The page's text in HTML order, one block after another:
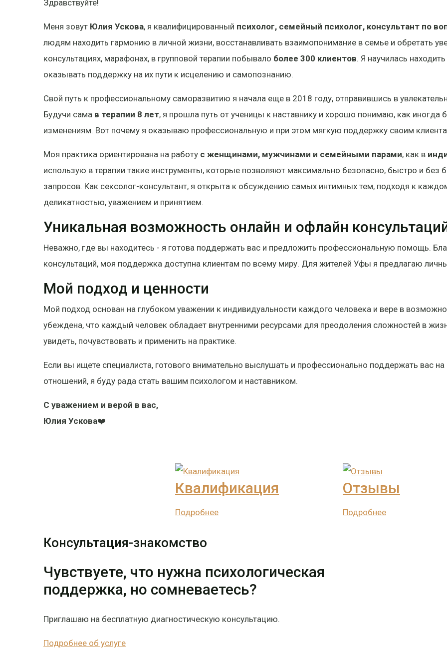
Здравствуйте!
Меня зовут Юлия Ускова, я квалифицированный психолог, семейный психолог, консультант по
людям находить гармонию в личной жизни, восстанавливать взаимопонимание в семье и обретать
консультациях, марафонах, в групповой терапии побывало более 300 клиентов. Я научилась
оказывать поддержку на их пути к исцелению и самопознанию.
Свой путь к профессиональному саморазвитию я начала еще в 2018 году, отправившись в
Будучи сама в терапии 8 лет, я прошла путь от ученицы к наставнику и хорошо понимаю, как иногда
изменениям. Вот почему я оказываю профессиональную и при этом мягкую поддержку своим
Моя практика ориентирована на работу с женщинами, мужчинами и семейными парами, как в
использую в терапии такие инструменты, которые позволяют максимально безопасно, быстро и
запросов. Как сексолог-консультант, я открыта к обсуждению самых интимных тем, подходя к
деликатностью, уважением и принятием.
Уникальная возможность онлайн и офлайн
Неважно, где вы находитесь - я готова поддержать вас и предложить профессиональную помощь.
консультаций, моя поддержка доступна клиентам по всему миру. Для жителей Уфы я предлагаю
Мой подход и ценности
Мой подход основан на глубоком уважении к индивидуальности каждого человека и вере в
убеждена, что каждый человек обладает внутренними ресурсами для преодоления сложностей в
увидеть, почувствовать и применить на практике.
Если вы ищете специалиста, готового внимательно выслушать и профессионально поддержать вас
отношений, я буду рада стать вашим психологом и наставником.
С уважением и верой в вас,
Юлия Ускова❤️
Квалификация
Подробнее
Отзывы
Подробнее
Консультация-знакомство
Чувствуете, что нужна психологическая
поддержка, но сомневаетесь?
Приглашаю на бесплатную диагностическую консультацию.
Подробнее об услуге